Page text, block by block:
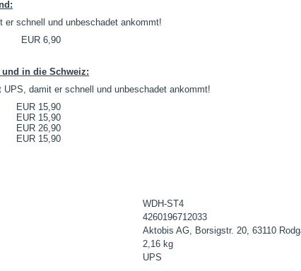
schnell und unbeschadet ankommt!
EUR 6,90
und in die Schweiz:
damit er schnell und unbeschadet ankommt!
EUR 15,90
EUR 15,90
EUR 26,90
EUR 15,90
WDH-ST4
4260196712033
Aktobis AG, Borsigstr. 20, 63110
2,16 kg
UPS